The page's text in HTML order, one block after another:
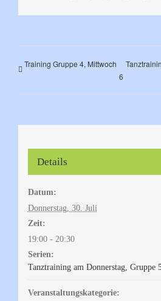
Training Gruppe 4, Mittwoch
6
Details
Datum:
Donnerstag, 30. Juli
Zeit:
19:00 - 20:30
Serien:
Tanztraining am Donnerstag, Gruppe
Veranstaltungskategorie: